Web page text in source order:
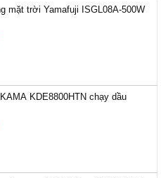
mặt trời Yamafuji ISGL08A-500W
KDE8800HTN chạy dầu